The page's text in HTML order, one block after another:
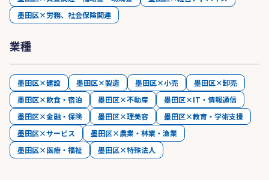
墨田区×労務、社会保険関連
業種
墨田区×建設 墨田区×製造 墨田区×小売
墨田区×卸売
墨田区×飲食・宿泊
墨田区×不動産
墨田区×IT・情報通信
墨田区×金融・保険
墨田区×理美容
墨田区×教育・学術支援
墨田区×サービス
墨田区×農業・林業・漁業
墨田区×医療・福祉
墨田区×特殊法人